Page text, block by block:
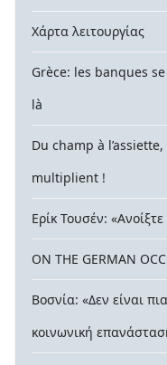
Χάρτα λειτουργίας
Grèce: les banques
là
Du champ à
multiplient !
Ερίκ Τουσέν:
ON THE GERMAN
Βοσνία: «Δεν είναι
κοινωνική